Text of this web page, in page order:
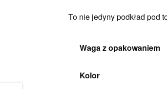
To nie jedyny podkład pod
Waga z opakowaniem
Kolor